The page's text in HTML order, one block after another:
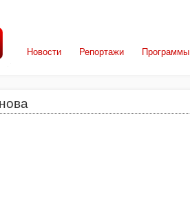
Новости Репортажи Программы